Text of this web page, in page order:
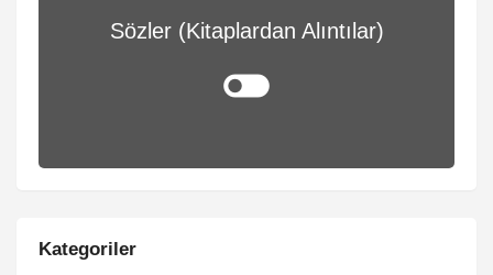
Sözler (Kitaplardan Alıntılar)
Kategoriler